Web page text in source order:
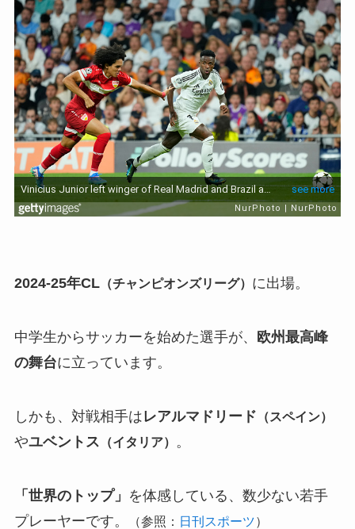
2024-25年CL（チャンピオンズリーグ） に出場。
中学生からサッカーを始めた選手が、 欧州最高峰
の舞台に立っています。
しかも、対戦相手はレアルマドリード （スペイン）
やユベントス （イタリア） 。
「世界のトップ」 を体感している、数少ない若手
プレーヤーです。
（参照： 日刊スポーツ）